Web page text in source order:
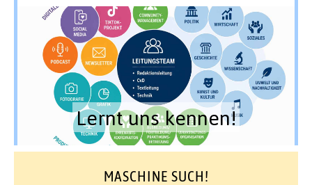
Lernt uns kennen!
MASCHINE SUCH!